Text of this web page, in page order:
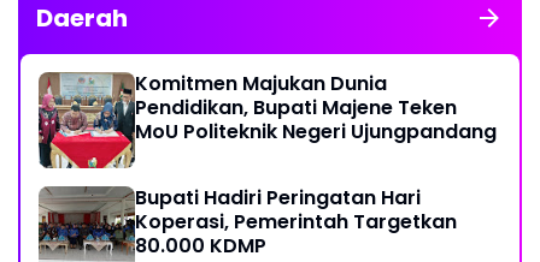
Daerah
Komitmen Majukan Dunia
Pendidikan, Bupati Majene Teken
MoU Politeknik Negeri Ujungpandang
Bupati Hadiri Peringatan Hari
Koperasi, Pemerintah Targetkan
80.000 KDMP